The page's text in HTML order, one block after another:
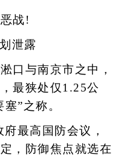
战!
泄露
与南京市之中，
最狭处仅1.25公
”之称。
最高国防会议，
，防御焦点就选在